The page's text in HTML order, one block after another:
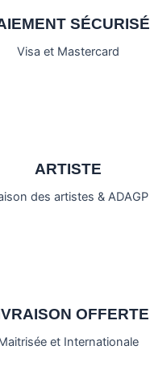
SÉCURISÉ
Visa et Mastercard
ARTISTE
des artistes & ADAGP
OFFERTE
et Internationale